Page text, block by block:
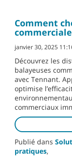
Comment
janvier 30, 2025
Découvrez les
balayeuses
avec Tennant.
optimise
commerciaux
Publié dans
pratiques,